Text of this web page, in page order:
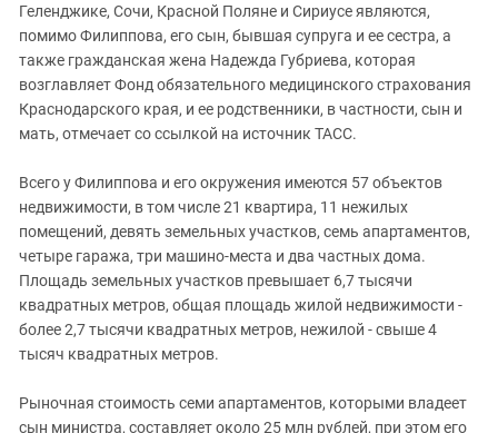
Геленджике, Сочи, Красной Поляне и Сириусе являются,
помимо Филиппова, его сын, бывшая супруга и ее сестра, а
также гражданская жена Надежда Губриева, которая
возглавляет Фонд обязательного медицинского страхования
Краснодарского края, и ее родственники, в частности, сын и
мать, отмечает со ссылкой на источник ТАСС.
Всего у Филиппова и его окружения имеются 57 объектов
недвижимости, в том числе 21 квартира, 11 нежилых
помещений, девять земельных участков, семь апартаментов,
четыре гаража, три машино-места и два частных дома.
Площадь земельных участков превышает 6,7 тысячи
квадратных метров, общая площадь жилой недвижимости -
более 2,7 тысячи квадратных метров, нежилой - свыше 4
тысяч квадратных метров.
Рыночная стоимость семи апартаментов, которыми владеет
сын министра, составляет около 25 млн рублей, при этом его